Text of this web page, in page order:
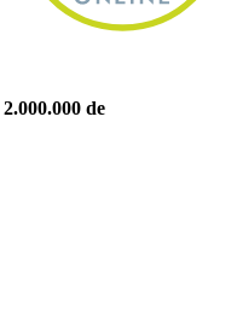
2.000.000 de